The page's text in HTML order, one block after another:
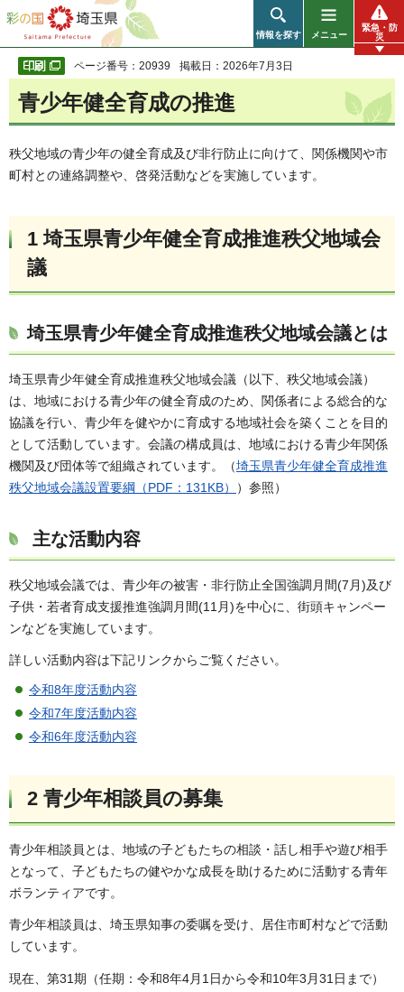
彩の国 埼玉県
情報を探す メニュー
緊急・防
災
ページ番号：20939 掲載日：2026年7月3日
青少年健全育成の推進
秩父地域の青少年の健全育成及び非行防止に向けて、関係機関や市
町村との連絡調整や、啓発活動などを実施しています。
1 埼玉県青少年健全育成推進秩父地域会
議
埼玉県青少年健全育成推進秩父地域会議とは
埼玉県青少年健全育成推進秩父地域会議（以下、秩父地域会議）
は、地域における青少年の健全育成のため、関係者による総合的な
協議を行い、青少年を健やかに育成する地域社会を築くことを目的
として活動しています。会議の構成員は、地域における青少年関係
機関及び団体等で組織されています。（埼玉県青少年健全育成推進
秩父地域会議設置要綱（PDF：131KB）
）参照）
主な活動内容
秩父地域会議では、青少年の被害・非行防止全国強調月間(7月)及び
子供・若者育成支援推進強調月間(11月)を中心に、街頭キャンペー
ンなどを実施しています。
詳しい活動内容は下記リンクからご覧ください。
令和8年度活動内容
令和7年度活動内容
令和6年度活動内容
2 青少年相談員の募集
青少年相談員とは、地域の子どもたちの相談・話し相手や遊び相手
となって、子どもたちの健やかな成長を助けるために活動する青年
ボランティアです。
青少年相談員は、埼玉県知事の委嘱を受け、居住市町村などで活動
しています。
現在、第31期（任期：令和8年4月1日から令和10年3月31日まで）